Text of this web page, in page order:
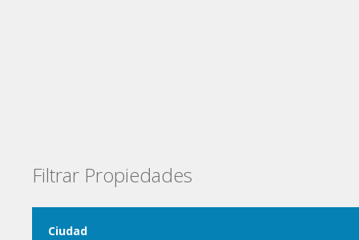
Filtrar Propiedades
Ciudad